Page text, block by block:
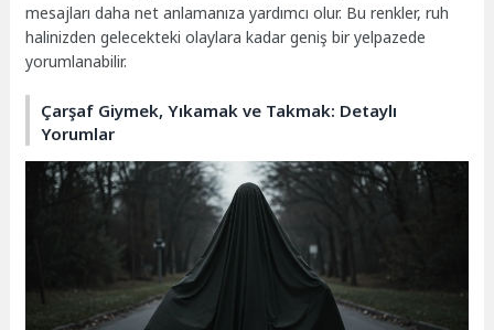
mesajları daha net anlamanıza yardımcı olur. Bu renkler, ruh
halinizden gelecekteki olaylara kadar geniş bir yelpazede
yorumlanabilir.
Çarşaf Giymek, Yıkamak ve Takmak: Detaylı
Yorumlar